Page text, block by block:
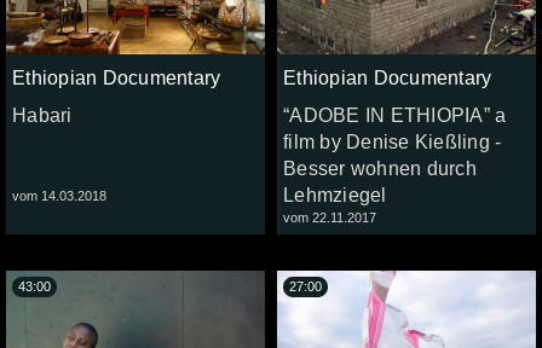
Ethiopian Documentary
Habari
vom 14.03.2018
Ethiopian Documentary
“ADOBE IN ETHIOPIA” a
film by Denise Kießling -
Besser wohnen durch
Lehmziegel
vom 22.11.2017
43:00 27:00